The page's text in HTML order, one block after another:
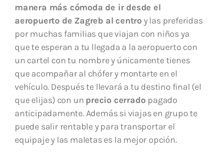
manera más cómoda de ir desde el
aeropuerto de Zagreb al centroy las preferidas
por muchas familias que viajan con niños ya
que te esperan a tu llegada a la aeropuerto con
un cartel con tu nombre y únicamente tienes
que acompañar al chófer y montarte en el
vehículo. Después te llevará a tu destino final (el
que elijas) con un precio cerrado pagado
anticipadamente. Además si viajas en grupo te
puede salir rentable y para transportar el
equipaje y las maletas es la mejor opción.